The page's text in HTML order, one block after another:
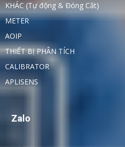
KHÁC (Tự động & Đóng Cắt)
METER
AOIP
THIẾT BỊ PHÂN TÍCH
CALIBRATOR
APLISENS
Zalo